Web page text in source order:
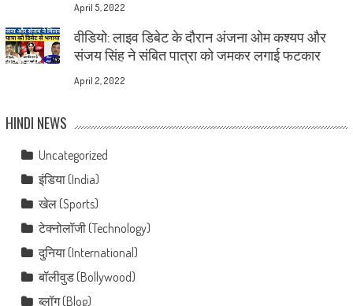
April 5, 2022
वीडियो: लाइव डिबेट के दौरान अंजना ओम कश्यप और
संजय सिंह ने संबित पात्रा को जमकर लगाई फटकार
April 2, 2022
HINDI NEWS
Uncategorized
इंडिया (India)
खेल (Sports)
टेक्नोलॉजी (Technology)
दुनिया (International)
बॉलीवुड (Bollywood)
ब्लॉग (Blog)